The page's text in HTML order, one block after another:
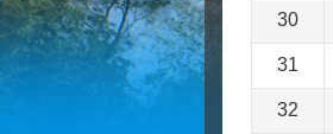
30
31
32